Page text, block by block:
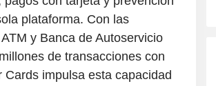
plataforma. Con las
y Banca de Autoservicio
de transacciones con
impulsa esta capacidad